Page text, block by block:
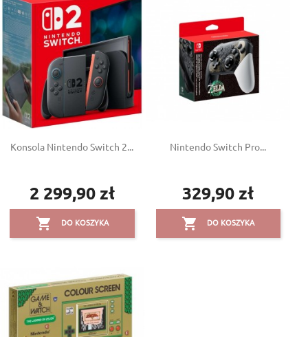
Konsola Nintendo Switch 2...
Cena
2 299,90 zł
 DO KOSZYKA
Nintendo Switch Pro...
Cena
329,90 zł
 DO KOSZYKA